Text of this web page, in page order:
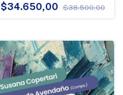
$34.650,00 $38.500,00